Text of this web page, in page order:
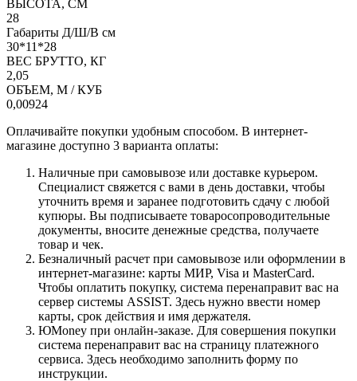
ВЫСОТА, СМ
28
Габариты Д/Ш/В см
30*11*28
ВЕС БРУТТО, КГ
2,05
ОБЪЕМ, М / КУБ
0,00924
Оплачивайте покупки удобным способом. В интернет-
магазине доступно 3 варианта оплаты:
Наличные при самовывозе или доставке курьером.
Специалист свяжется с вами в день доставки, чтобы
уточнить время и заранее подготовить сдачу с любой
купюры. Вы подписываете товаросопроводительные
документы, вносите денежные средства, получаете
товар и чек.
Безналичный расчет при самовывозе или оформлении в
интернет-магазине: карты МИР, Visa и MasterCard.
Чтобы оплатить покупку, система перенаправит вас на
сервер системы ASSIST. Здесь нужно ввести номер
карты, срок действия и имя держателя.
ЮMoney при онлайн-заказе. Для совершения покупки
система перенаправит вас на страницу платежного
сервиса. Здесь необходимо заполнить форму по
инструкции.